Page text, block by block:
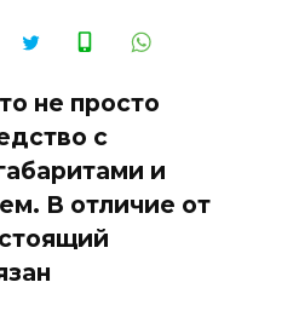
не просто
с
и
В отличие от